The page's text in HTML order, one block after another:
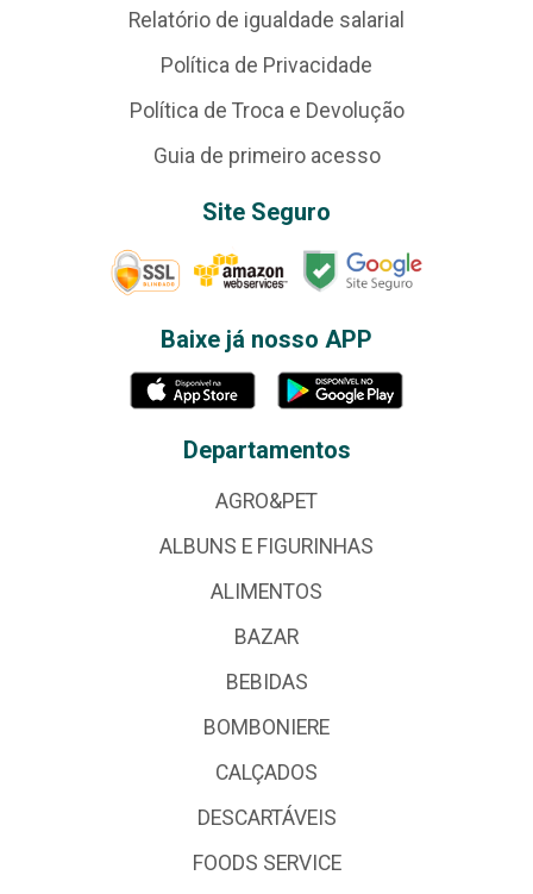
Relatório de igualdade salarial
Política de Privacidade
Política de Troca e Devolução
Guia de primeiro acesso
Site Seguro
Baixe já nosso APP
Departamentos
AGRO&PET
ALBUNS E FIGURINHAS
ALIMENTOS
BAZAR
BEBIDAS
BOMBONIERE
CALÇADOS
DESCARTÁVEIS
FOODS SERVICE